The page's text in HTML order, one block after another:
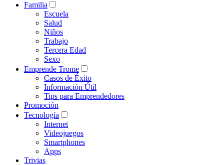
Familia
Escuela
Salud
Niños
Trabajo
Tercera Edad
Sexo
Emprende Trome
Casos de Éxito
Información Útil
Tips para Emprendedores
Promoción
Tecnología
Internet
Videojuegos
Smartphones
Apps
Trivias